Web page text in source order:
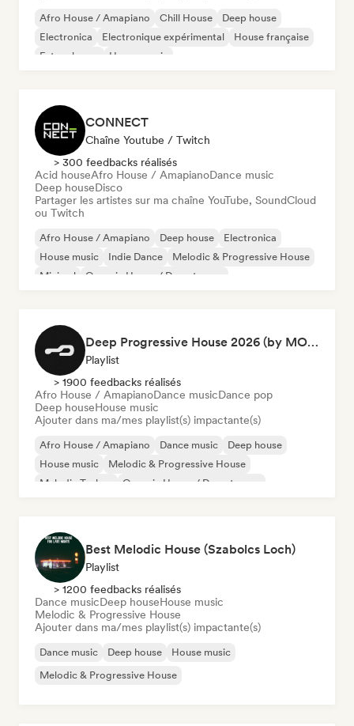
Afro House / Amapiano Chill House
Deep house
Electronica
Electronique expérimental
House française
Future house
House music
CONNECT
Chaîne Youtube / Twitch
> 300 feedbacks réalisés
Acid houseAfro House / AmapianoDance music
Deep houseDisco
Partager les artistes sur ma chaîne YouTube, SoundCloud
ou Twitch
Afro House / Amapiano Deep house
Electronica
House music
Indie Dance
Melodic & Progressive House
Minimal
Organic House / Downtempo
Deep Progressive House 2026 (by MODERNDEEP)
Playlist
> 1900 feedbacks réalisés
Afro House / AmapianoDance musicDance pop
Deep houseHouse music
Ajouter dans ma/mes playlist(s) impactante(s)
Afro House / Amapiano Dance music
Deep house
House music
Melodic & Progressive House
Melodic Techno
Organic House / Downtempo
Best Melodic House (Szabolcs Loch)
Playlist
> 1200 feedbacks réalisés
Dance musicDeep houseHouse music
Melodic & Progressive House
Ajouter dans ma/mes playlist(s) impactante(s)
Dance music Deep house
House music
Melodic & Progressive House